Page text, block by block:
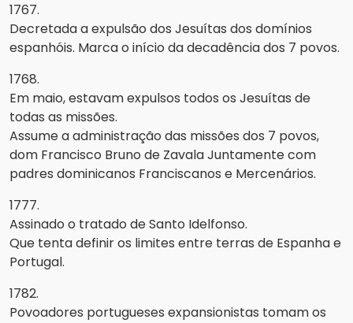
1767.
Decretada a expulsão dos Jesuítas dos domínios
espanhóis. Marca o início da decadência dos 7 povos.
1768.
Em maio, estavam expulsos todos os Jesuítas de
todas as missões.
Assume a administração das missões dos 7 povos,
dom Francisco Bruno de Zavala Juntamente com
padres dominicanos Franciscanos e Mercenários.
1777.
Assinado o tratado de Santo Idelfonso.
Que tenta definir os limites entre terras de Espanha e
Portugal.
1782.
Povoadores portugueses expansionistas tomam os